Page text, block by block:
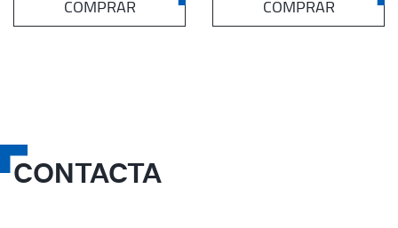
COMPRAR COMPRAR
CONTACTA